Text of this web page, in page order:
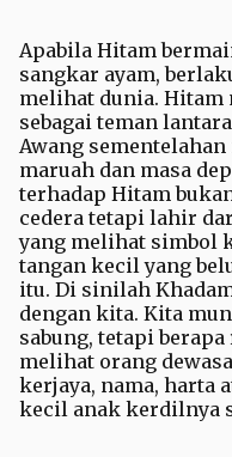
Apabila Hitam
sangkar ayam,
melihat dunia. Hitam
sebagai teman
Awang
maruah dan masa
terhadap Hitam
cedera tetapi lahir
yang melihat simbol
tangan kecil yang
itu. Di sinilah
dengan kita. Kita
sabung, tetapi
melihat orang
kerjaya, nama, harta
kecil anak kerdilnya